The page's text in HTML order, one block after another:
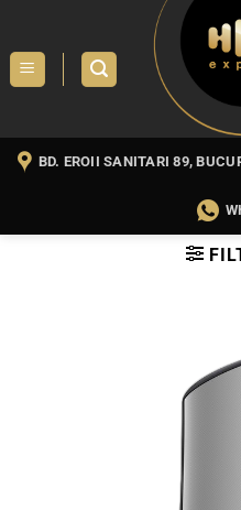
content
BD. EROII SANITARI 89,